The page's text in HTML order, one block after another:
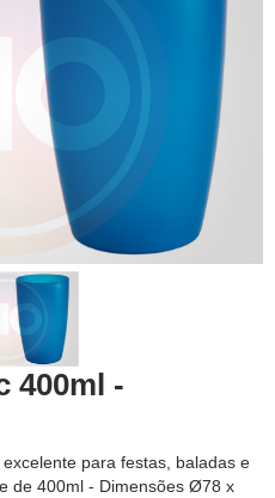
400ml -
para festas, baladas e
de 400ml - Dimensões Ø78 x